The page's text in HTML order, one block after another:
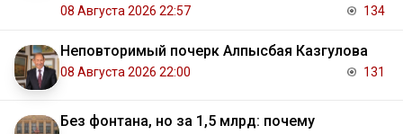
08 Августа 2026 22:57 134
Неповторимый почерк Алпысбая Казгулова
08 Августа 2026 22:00 131
Без фонтана, но за 1,5 млрд: почему